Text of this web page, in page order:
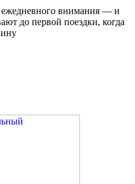
ежедневного внимания — и
до первой поездки, когда